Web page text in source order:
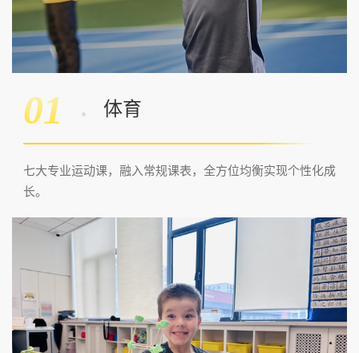
01 体育
七大专业运动课，融入常规课表，全方位均衡实现个性化成
长。